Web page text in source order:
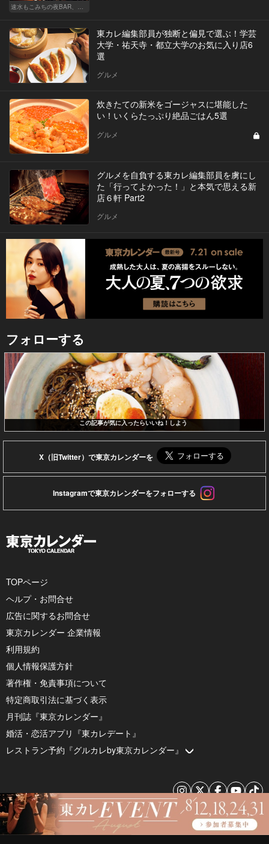
東カレ編集部員が独断と偏見で選ぶ！学芸
大学・祐天寺・都立大学のお気に入り店6
選
グルメ
炊きたての新米をゴージャスに堪能した
い！いくらたっぷり絶品ごはん5選
グルメ
グルメを自負する東カレ編集部員を虜にし
た「行ってよかった！」と本気で思える新
店６軒 Part2
グルメ
フォローする
この記事が気に入ったらいいね！しよう
X（旧Twitter）で東京カレンダーを
Instagramで東京カレンダーをフォローする
TOPページ
ヘルプ・お問合せ
広告に関するお問合せ
東京カレンダー 企業情報
利用規約
個人情報保護方針
著作権・免責事項について
特定商取引法に基づく表示
月刊誌『東京カレンダー』
婚活・恋活アプリ『東カレデート』
レストラン予約『グルカレby東京カレンダー』
© 2026 by Tokyo Calendar, Inc.